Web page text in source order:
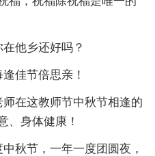
他乡还好吗？
佳节倍思亲！
在这教师节中秋节相逢的
、身体健康！
秋节，一年一度团圆夜，